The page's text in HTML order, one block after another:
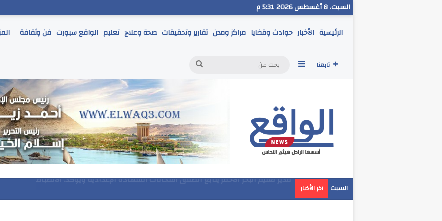
السبت، 8 أغسطس 2026 5:31 م
الرئيسية الأخبار حوادث وقضايا مراكز ومدن تقارير وتحقيقات صحة وعلاج تعليم الواقع سبورت فن وثقافة
تابعنا إضافة عمود جانبي
بحث
السبت آخر الأخبار مدير تعليم البحر الاحمر يتابع انطلاق امتحانات الشهادة الإعدادية ويؤكد: الانضباط